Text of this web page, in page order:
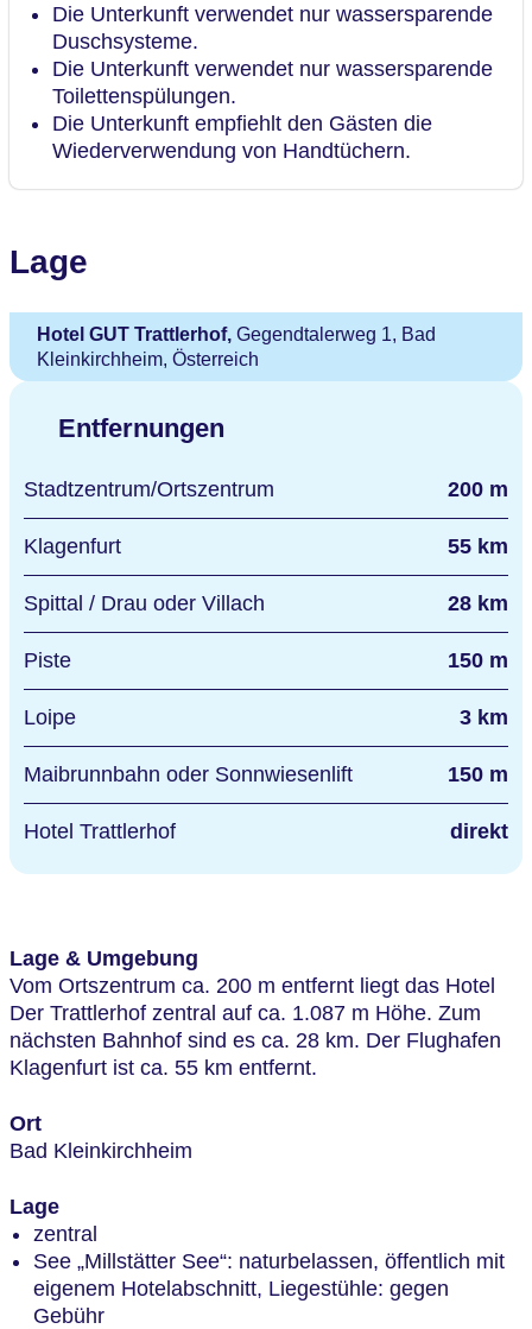
Die Unterkunft verwendet nur wassersparende
Duschsysteme.
Die Unterkunft verwendet nur wassersparende
Toilettenspülungen.
Die Unterkunft empfiehlt den Gästen die
Wiederverwendung von Handtüchern.
Lage
Hotel GUT Trattlerhof, Gegendtalerweg 1, Bad
Kleinkirchheim, Österreich
Entfernungen
Stadtzentrum/Ortszentrum 200 m
Klagenfurt 55 km
Spittal / Drau oder Villach 28 km
Piste 150 m
Loipe 3 km
Maibrunnbahn oder Sonnwiesenlift 150 m
Hotel Trattlerhof direkt
Lage & Umgebung
Vom Ortszentrum ca. 200 m entfernt liegt das Hotel
Der Trattlerhof zentral auf ca. 1.087 m Höhe. Zum
nächsten Bahnhof sind es ca. 28 km. Der Flughafen
Klagenfurt ist ca. 55 km entfernt.
Ort
Bad Kleinkirchheim
Lage
zentral
See „Millstätter See“: naturbelassen, öffentlich mit
eigenem Hotelabschnitt, Liegestühle: gegen
Gebühr